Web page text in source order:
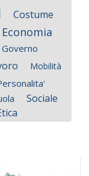
Costume
Economia
Governo
Mobilità
Sociale